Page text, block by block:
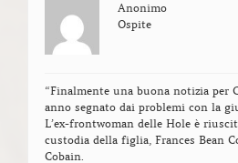
Anonimo
Ospite
“Finalmente una buona notizia per
anno segnato dai problemi con la
L’ex-frontwoman delle Hole è
custodia della figlia, Frances Bean
Cobain.